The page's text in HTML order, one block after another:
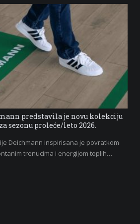
predstavila je novu kolekciju
sezonu proleće/leto 2026.
Deichmann inspirisana je povratkom
trenucima i energijom toplih…